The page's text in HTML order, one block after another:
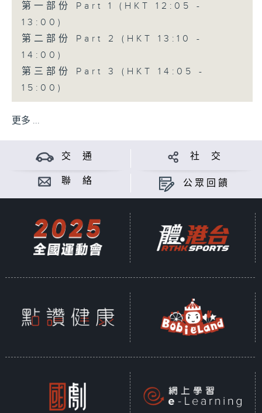
第一部份 Part 1 (HKT 12:05 -
13:00)
第二部份 Part 2 (HKT 13:10 -
14:00)
第三部份 Part 3 (HKT 14:05 -
15:00)
更多 ...
交 通 社 交
聯 絡 公眾回饋